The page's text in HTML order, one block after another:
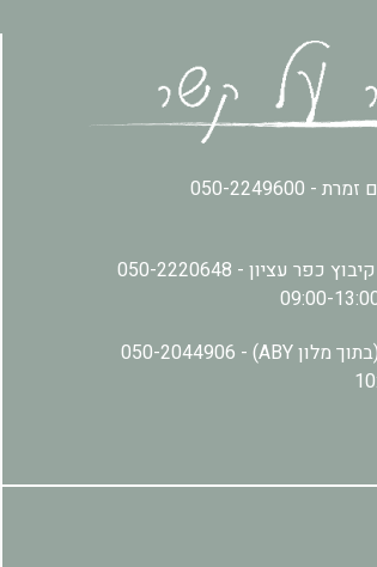
זמרת - 050-2249600
כפר עציון - 050-2220648
050-2044906